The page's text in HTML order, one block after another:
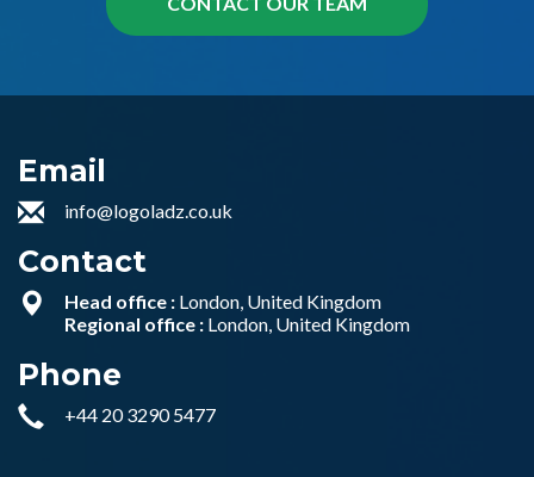
Email
info@logoladz.co.uk
Contact
Head office : London, United Kingdom
Regional office : London, United Kingdom
Phone
+44 20 3290 5477